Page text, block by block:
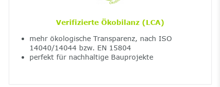
Verifizierte Ökobilanz (LCA)
mehr ökologische Transparenz, nach ISO
14040/14044 bzw. EN 15804
perfekt für nachhaltige Bauprojekte